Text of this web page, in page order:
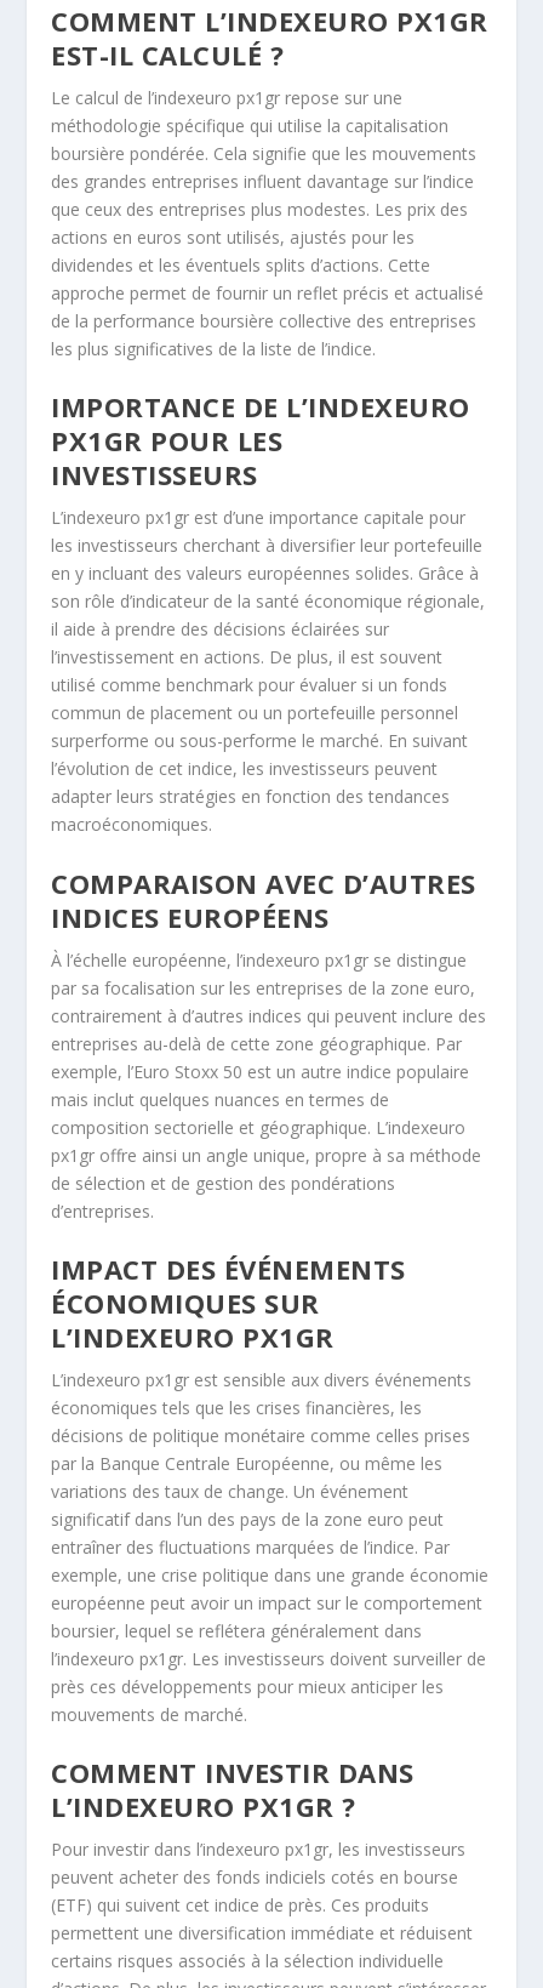
COMMENT L’INDEXEURO PX1GR
EST-IL CALCULÉ ?
Le calcul de l’indexeuro px1gr repose sur une
méthodologie spécifique qui utilise la capitalisation
boursière pondérée. Cela signifie que les mouvements
des grandes entreprises influent davantage sur l’indice
que ceux des entreprises plus modestes. Les prix des
actions en euros sont utilisés, ajustés pour les
dividendes et les éventuels splits d’actions. Cette
approche permet de fournir un reflet précis et actualisé
de la performance boursière collective des entreprises
les plus significatives de la liste de l’indice.
IMPORTANCE DE L’INDEXEURO
PX1GR POUR LES
INVESTISSEURS
L’indexeuro px1gr est d’une importance capitale pour
les investisseurs cherchant à diversifier leur portefeuille
en y incluant des valeurs européennes solides. Grâce à
son rôle d’indicateur de la santé économique régionale,
il aide à prendre des décisions éclairées sur
l’investissement en actions. De plus, il est souvent
utilisé comme benchmark pour évaluer si un fonds
commun de placement ou un portefeuille personnel
surperforme ou sous-performe le marché. En suivant
l’évolution de cet indice, les investisseurs peuvent
adapter leurs stratégies en fonction des tendances
macroéconomiques.
COMPARAISON AVEC D’AUTRES
INDICES EUROPÉENS
À l’échelle européenne, l’indexeuro px1gr se distingue
par sa focalisation sur les entreprises de la zone euro,
contrairement à d’autres indices qui peuvent inclure des
entreprises au-delà de cette zone géographique. Par
exemple, l’Euro Stoxx 50 est un autre indice populaire
mais inclut quelques nuances en termes de
composition sectorielle et géographique. L’indexeuro
px1gr offre ainsi un angle unique, propre à sa méthode
de sélection et de gestion des pondérations
d’entreprises.
IMPACT DES ÉVÉNEMENTS
ÉCONOMIQUES SUR
L’INDEXEURO PX1GR
L’indexeuro px1gr est sensible aux divers événements
économiques tels que les crises financières, les
décisions de politique monétaire comme celles prises
par la Banque Centrale Européenne, ou même les
variations des taux de change. Un événement
significatif dans l’un des pays de la zone euro peut
entraîner des fluctuations marquées de l’indice. Par
exemple, une crise politique dans une grande économie
européenne peut avoir un impact sur le comportement
boursier, lequel se reflétera généralement dans
l’indexeuro px1gr. Les investisseurs doivent surveiller de
près ces développements pour mieux anticiper les
mouvements de marché.
COMMENT INVESTIR DANS
L’INDEXEURO PX1GR ?
Pour investir dans l’indexeuro px1gr, les investisseurs
peuvent acheter des fonds indiciels cotés en bourse
(ETF) qui suivent cet indice de près. Ces produits
permettent une diversification immédiate et réduisent
certains risques associés à la sélection individuelle